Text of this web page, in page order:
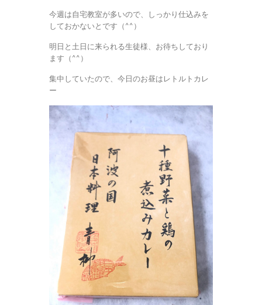
今週は自宅教室が多いので、しっかり仕込みを
しておかないとです（^^）
明日と土日に来られる生徒様、お待ちしており
ます（^^）
集中していたので、今日のお昼はレトルトカレ
ー